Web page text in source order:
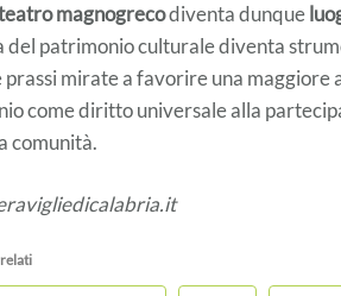
magnogrecodiventa dunque
del patrimonio culturale diventa
prassi mirate a favorire una maggiore
come diritto universale alla
comunità.